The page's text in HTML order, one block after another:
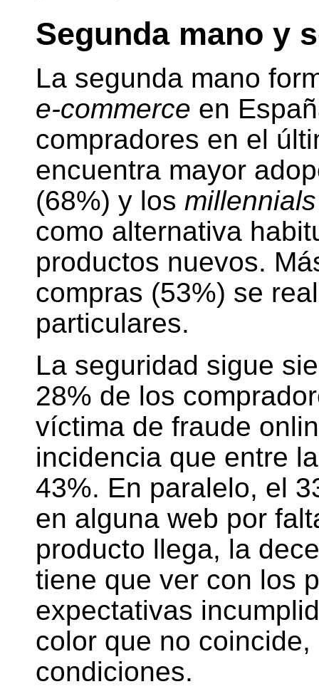
Segunda mano y
La segunda mano
e-commerce en
compradores en el
encuentra mayor
(68%) y los millennials
como alternativa
productos nuevos.
compras (53%) se
particulares.
La seguridad sigue
28% de los
víctima de fraude
incidencia que entre
43%. En paralelo, el
en alguna web por
producto llega, la
tiene que ver con los
expectativas
color que no
condiciones.